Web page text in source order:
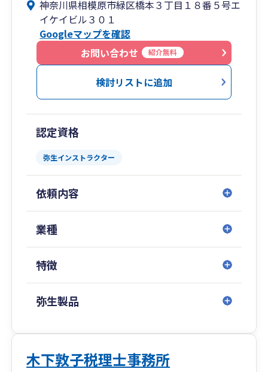
組合加入、建設業許可申請の相談など多数いただ
いております。
●各種補助金や助成金の情報を提供しておりま
●事務所スタッフは、弥生会計インストラクター
を保有しており、弥生会計のことならお任せくだ
さい。
・法人税・消費税・所得税等の税務申告
・相続税・贈与税・譲渡所得税等の資産税申告
・新規開業、会社設立支援
・経営計画策定支援、MAS監査
・会計ソフト導入支援（弥生会計他各種会計ソフ
ト）
・補助金・助成金（社労士が担当）の申請サポー
ト
・財務コンサルティング
・記帳指導・記帳代行 ほか
神奈川県相模原市緑区橋本３丁目１８番５号エ
イケイビル３０１
Googleマップを確認
お問い合わせ
紹介無料
検討リストに追加
認定資格
弥生インストラクター
依頼内容
業種
特徴
弥生製品
木下敦子税理士事務所